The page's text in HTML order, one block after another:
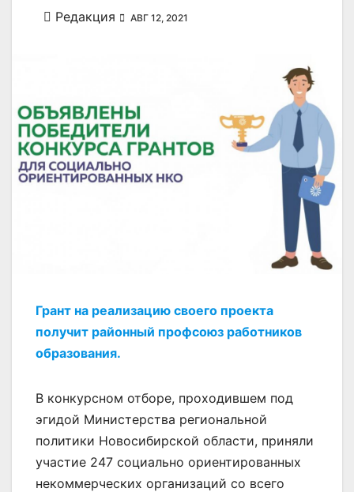
Редакция АВГ 12, 2021
Грант на реализацию своего проекта
получит районный профсоюз работников
образования.
В конкурсном отборе, проходившем под
эгидой Министерства региональной
политики Новосибирской области, приняли
участие 247 социально ориентированных
некоммерческих организаций со всего